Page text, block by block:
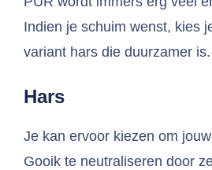
Indien je schuim wenst, kies
variant hars die duurzamer is.
Hars
Je kan ervoor kiezen om
Gooik te neutraliseren door